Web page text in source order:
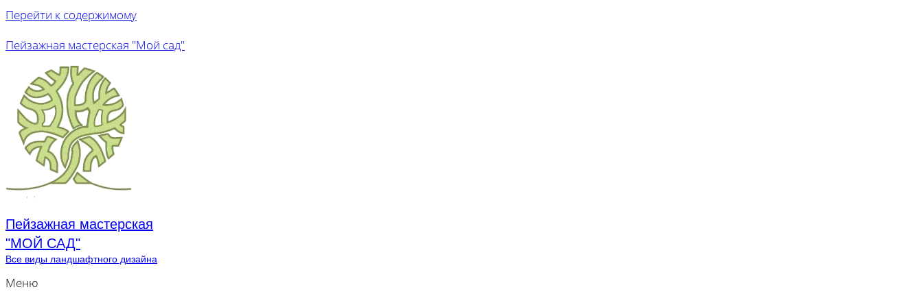
Перейти к содержимому
Пейзажная мастерская "Мой сад"
Пейзажная мастерская
"МОЙ САД"
Все виды ландшафтного дизайна
Меню